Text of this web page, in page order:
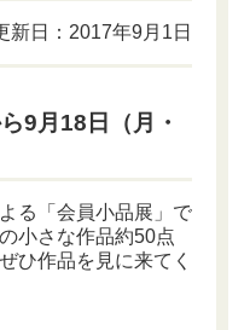
新日：2017年9月1日
9月18日（月・
る「会員小品展」で
小さな作品約50点
ひ作品を見に来てく